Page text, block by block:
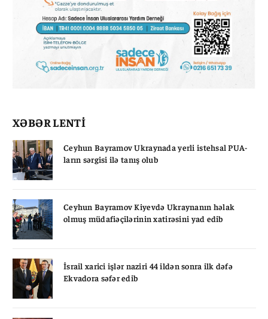
XƏBƏR LENTİ
Ceyhun Bayramov Ukraynada yerli istehsal PUA-
ların sərgisi ilə tanış olub
Ceyhun Bayramov Kiyevdə Ukraynanın həlak
olmuş müdafiəçilərinin xatirəsini yad edib
İsrail xarici işlər naziri 44 ildən sonra ilk dəfə
Ekvadora səfər edib